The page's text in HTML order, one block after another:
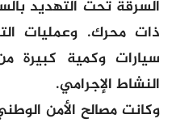
السرقة تحت التهديد
ذات محرك. وعمليات
سيارات وكمية كبيرة
النشاط الإجرامي.
وكانت مصالح الأمن